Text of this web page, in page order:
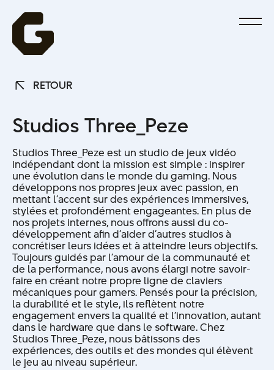
RETOUR
Studios Three Peze
Studios Three_Peze est un studio de jeux vidéo
indépendant dont la mission est simple : inspirer
une évolution dans le monde du gaming. Nous
développons nos propres jeux avec passion, en
mettant l’accent sur des expériences immersives,
stylées et profondément engageantes. En plus de
nos projets internes, nous offrons aussi du co-
développement afin d’aider d’autres studios à
concrétiser leurs idées et à atteindre leurs objectifs.
Toujours guidés par l’amour de la communauté et
de la performance, nous avons élargi notre savoir-
faire en créant notre propre ligne de claviers
mécaniques pour gamers. Pensés pour la précision,
la durabilité et le style, ils reflètent notre
engagement envers la qualité et l’innovation, autant
dans le hardware que dans le software. Chez
Studios Three_Peze, nous bâtissons des
expériences, des outils et des mondes qui élèvent
le jeu au niveau supérieur.